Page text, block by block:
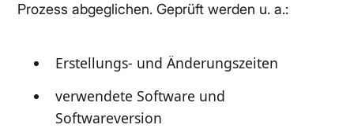
Prozess abgeglichen. Geprüft werden u. a.:
Erstellungs- und Änderungszeiten
verwendete Software und
Softwareversion